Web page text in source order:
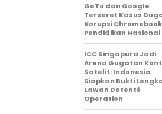
GoTo dan Google
Terseret Kasus
Korupsi Chromebook
Pendidikan Nasional
ICC Singapura Jadi
Arena Gugatan
Satelit: Indonesia
Siapkan Bukti
Lawan Detenté
Operation